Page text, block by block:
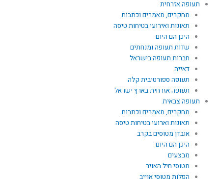
תעופה אזרחית
מחקרים, מאמרים וכתבות
תאונות ואירועי בטיחות טיסה
היכן הם היום
שדות תעופה ומנחתים
חברות תעופה בישראל
דאייה
תעופה ספורטיבית קלה
תעופה אזרחית בארץ ישראל
תעופה צבאית
מחקרים, מאמרים וכתבות
תאונות וארועי בטיחות טיסה
אובדן מטוסים בקרב
היכן הם היום
מבצעים
מטוסי חיל האויר
הפלות מטוסי אוייב